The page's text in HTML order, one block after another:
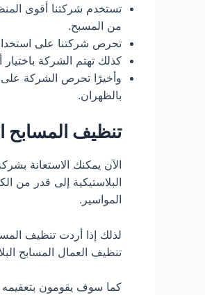
تستخدم شركتنا أقوى
من المسبح.
تحرص شركتنا على استخدام
كذلك تهتم الشركة
وأخيرًا تحرص الشركة
بالظهران.
تنظيف المسابح
الآن يمكنك الاستعانة
البلاستيكية إلى قدر من
المواسير.
لذلك إذا أردت تنظيف
تنظيف العمال المسابح
كما سوف يقومون بتعقيمه